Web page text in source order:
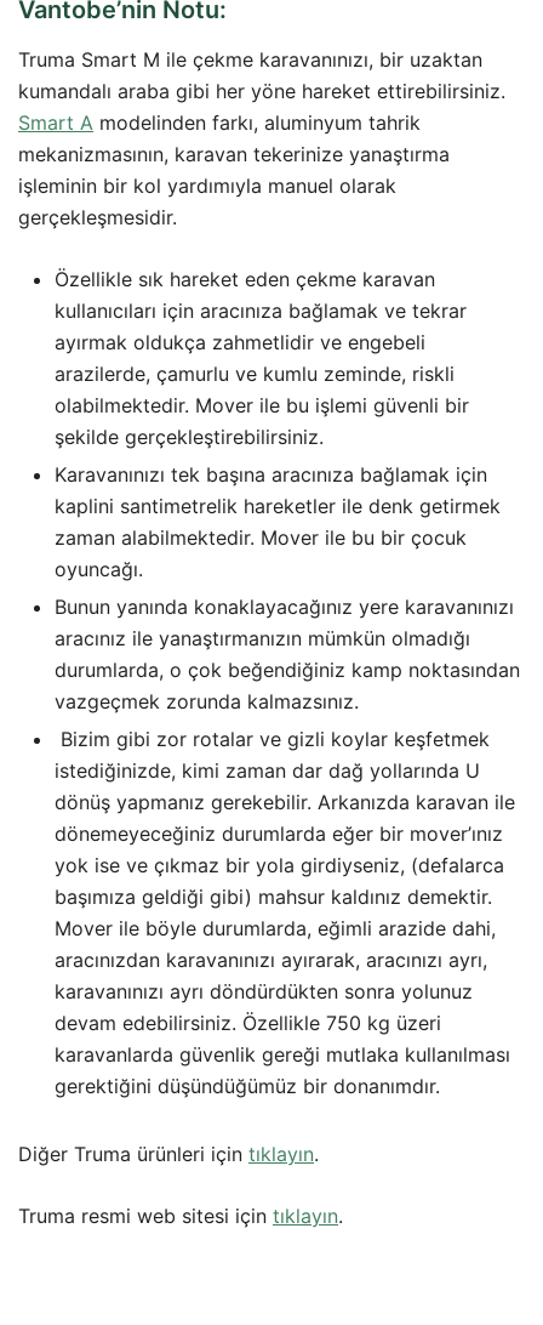
Vantobe’nin Notu:
Truma Smart M ile çekme karavanınızı, bir uzaktan
kumandalı araba gibi her yöne hareket ettirebilirsiniz.
Smart A modelinden farkı, aluminyum tahrik
mekanizmasının, karavan tekerinize yanaştırma
işleminin bir kol yardımıyla manuel olarak
gerçekleşmesidir.
Özellikle sık hareket eden çekme karavan
kullanıcıları için aracınıza bağlamak ve tekrar
ayırmak oldukça zahmetlidir ve engebeli
arazilerde, çamurlu ve kumlu zeminde, riskli
olabilmektedir. Mover ile bu işlemi güvenli bir
şekilde gerçekleştirebilirsiniz.
Karavanınızı tek başına aracınıza bağlamak için
kaplini santimetrelik hareketler ile denk getirmek
zaman alabilmektedir. Mover ile bu bir çocuk
oyuncağı.
Bunun yanında konaklayacağınız yere karavanınızı
aracınız ile yanaştırmanızın mümkün olmadığı
durumlarda, o çok beğendiğiniz kamp noktasından
vazgeçmek zorunda kalmazsınız.
Bizim gibi zor rotalar ve gizli koylar keşfetmek
istediğinizde, kimi zaman dar dağ yollarında U
dönüş yapmanız gerekebilir. Arkanızda karavan ile
dönemeyeceğiniz durumlarda eğer bir mover’ınız
yok ise ve çıkmaz bir yola girdiyseniz, (defalarca
başımıza geldiği gibi) mahsur kaldınız demektir.
Mover ile böyle durumlarda, eğimli arazide dahi,
aracınızdan karavanınızı ayırarak, aracınızı ayrı,
karavanınızı ayrı döndürdükten sonra yolunuz
devam edebilirsiniz. Özellikle 750 kg üzeri
karavanlarda güvenlik gereği mutlaka kullanılması
gerektiğini düşündüğümüz bir donanımdır.
Diğer Truma ürünleri için tıklayın.
Truma resmi web sitesi için tıklayın.